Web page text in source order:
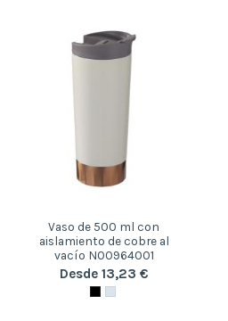
Vaso de 500 ml con
aislamiento de cobre al
vacío N00964001
Desde 13,23 €